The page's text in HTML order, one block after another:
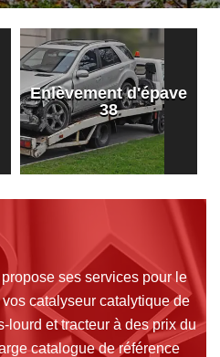
Enlèvement d'épave
38
ses services pour le
catalyseur catalytique de
lourd et tracteur à des prix du
catalogue de référence